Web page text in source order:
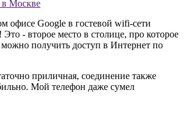
в Москве
офисе Google в гостевой wifi-сети
Это - второе место в столице, про которое
получить доступ в Интернет по
приличная, соединение также
Мой телефон даже сумел